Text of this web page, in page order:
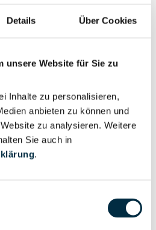
Details Über Cookies
unsere Website für Sie zu
Inhalte zu personalisieren,
anbieten zu können und
zu analysieren. Weitere
Sie auch in
.
anfragen